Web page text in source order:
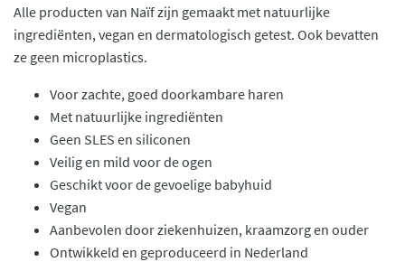
Alle producten van Naïf zijn gemaakt met natuurlijke
ingrediënten, vegan en dermatologisch getest. Ook bevatten
ze geen microplastics.
Voor zachte, goed doorkambare haren
Met natuurlijke ingrediënten
Geen SLES en siliconen
Veilig en mild voor de ogen
Geschikt voor de gevoelige babyhuid
Vegan
Aanbevolen door ziekenhuizen, kraamzorg en ouder
Ontwikkeld en geproduceerd in Nederland